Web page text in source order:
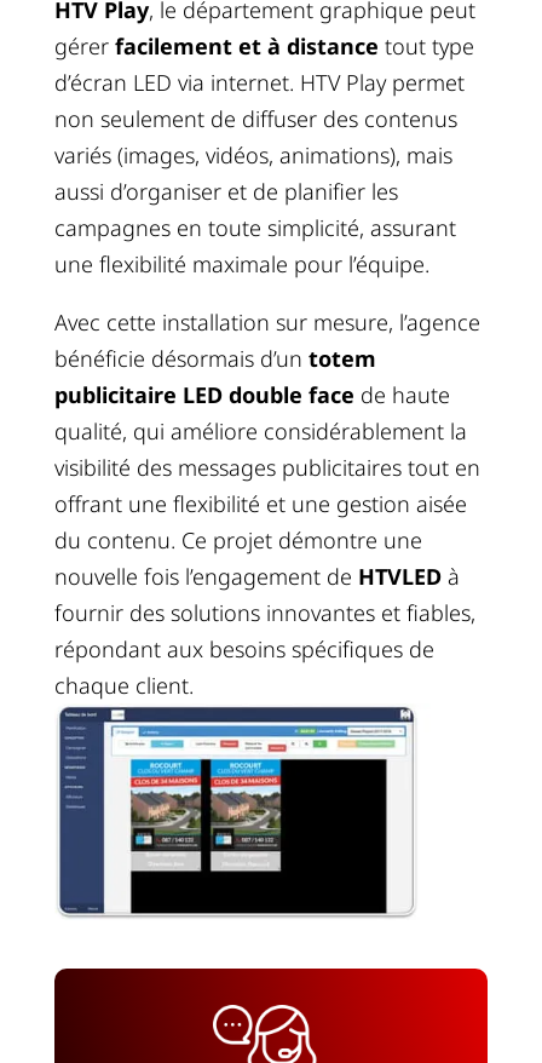
HTV Play, le département graphique peut
gérer facilement et à distance tout type
d’écran LED via internet. HTV Play permet
non seulement de diffuser des contenus
variés (images, vidéos, animations), mais
aussi d’organiser et de planifier les
campagnes en toute simplicité, assurant
une flexibilité maximale pour l’équipe.
Avec cette installation sur mesure, l’agence
bénéficie désormais d’un totem
publicitaire LED double face de haute
qualité, qui améliore considérablement la
visibilité des messages publicitaires tout en
offrant une flexibilité et une gestion aisée
du contenu. Ce projet démontre une
nouvelle fois l’engagement de HTVLEDà
fournir des solutions innovantes et fiables,
répondant aux besoins spécifiques de
chaque client.